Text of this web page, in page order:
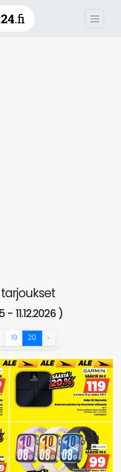
- 11.12.2026 )
19 20 »